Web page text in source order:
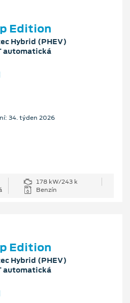
Edition
Hybrid (PHEV)
automatická
34. týden 2026
178 kW/243 k
Benzín
Edition
Hybrid (PHEV)
automatická